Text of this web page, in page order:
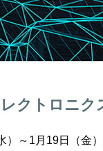
クトロニク
）～1月19日（金